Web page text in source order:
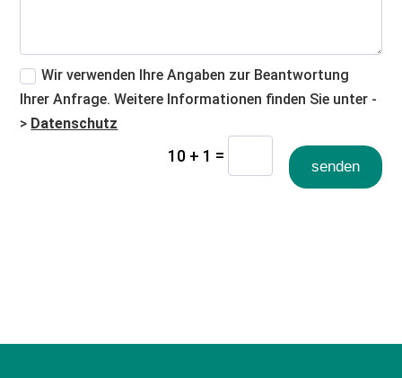
Wir verwenden Ihre Angaben zur Beantwortung
Ihrer Anfrage. Weitere Informationen finden Sie unter -
> Datenschutz
10 + 1 =
senden